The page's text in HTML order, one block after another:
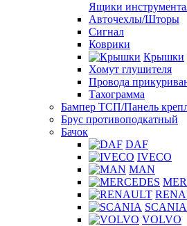
Ящики
Авточехлы/Шторы
Сигнал
Коврики
Крышки
Хомут глушителя
Провода
Тахограмма
Бампер ТСП/Панель
Брус противоподкатный
Бачок
DAF
IVECO
MAN
SCANIA
VOLVO